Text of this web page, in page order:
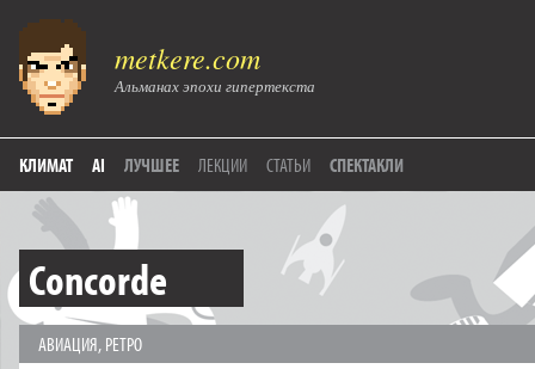
metkere.com
Альманах эпохи гипертекста
КЛИМАТ AI ЛУЧШЕЕ ЛЕКЦИИ СТАТЬИ СПЕКТАКЛИ
Concorde
АВИАЦИЯ, РЕТРО